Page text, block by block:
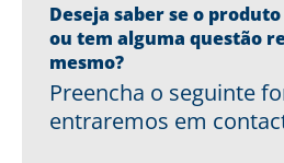
Deseja saber se o
ou tem alguma questão
mesmo?
Preencha o seguinte
entraremos em